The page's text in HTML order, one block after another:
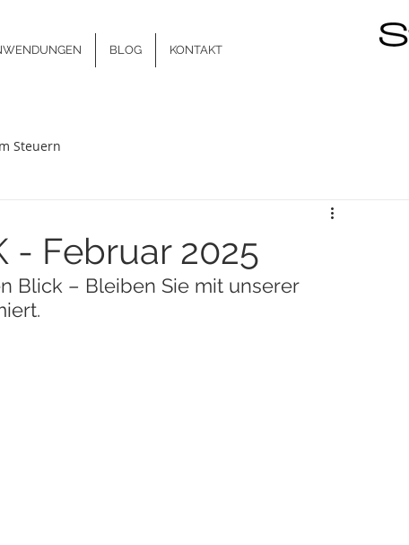
BLOG KONTAKT
Steuern
- Februar 2025
Blick – Bleiben Sie mit unserer